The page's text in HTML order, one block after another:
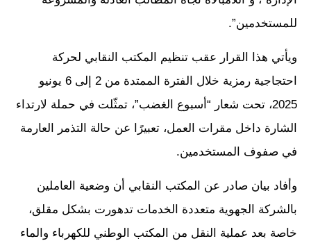
للمستخدمين”.
ويأتي هذا القرار عقب تنظيم المكتب النقابي لحركة
احتجاجية رمزية خلال الفترة الممتدة من 2 إلى 6 يونيو
2025، تحت شعار “أسبوع الغضب”، تمثّلت في حملة لارتداء
الشارة داخل مقرات العمل، تعبيرًا عن حالة التذمر العارمة
في صفوف المستخدمين.
وأفاد بيان صادر عن المكتب النقابي أن وضعية العاملين
بالشركة الجهوية متعددة الخدمات تدهورت بشكل مقلق،
خاصة بعد عملية النقل من المكتب الوطني للكهرباء والماء